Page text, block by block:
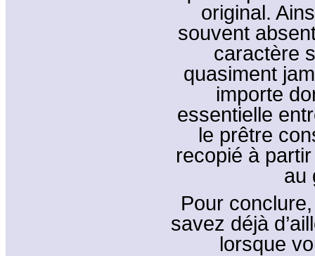
original.
souvent
caractère
quasiment
importe
essentielle
le prêtre
recopié à
au
Pour
savez déjà
lorsque